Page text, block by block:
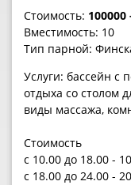
Стоимость:
Вместимость: 10
Тип парной:
Услуги: бассейн с
отдыха со столом
виды массажа,
Стоимость
с 10.00 до 18.00 -
с 18.00 до 24.00 -